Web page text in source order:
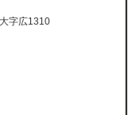
字広1310